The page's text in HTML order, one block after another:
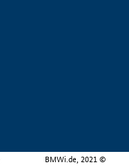
BMWi.de, 2021 ©